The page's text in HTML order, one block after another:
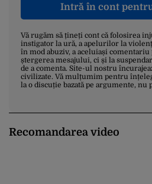
Intră în cont
Vă rugăm să țineți cont că folosirea
instigator la ură, a apelurilor la
în mod abuziv, a aceluiași comentariu
ștergerea mesajului, ci și la
de a comenta. Site-ul nostru
civilizate. Vă mulțumim pentru
la o discuție bazată pe argumente, nu
Recomandarea video